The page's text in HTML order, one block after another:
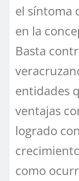
el síntoma
en la
Basta
entidades
ventajas
logrado
como